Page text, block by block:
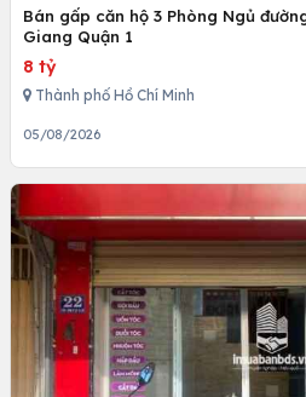
Bán gấp căn hộ 3 Phòng Ngủ
Giang Quận 1
8 tỷ
Thành phố Hồ Chí Minh
05/08/2026